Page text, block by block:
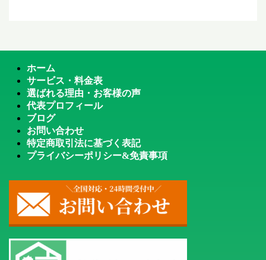
ホーム
サービス・料金表
選ばれる理由・お客様の声
代表プロフィール
ブログ
お問い合わせ
特定商取引法に基づく表記
プライバシーポリシー&免責事項